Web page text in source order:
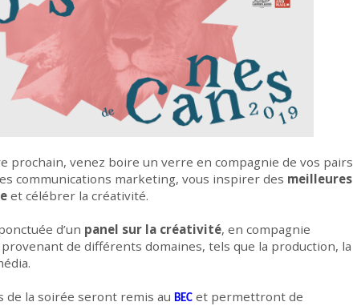
prochain, venez boire un verre en compagnie de vos pairs
communications marketing, vous inspirer des meilleures
et célébrer la créativité.
d’un panel sur la créativité, en compagnie
de différents domaines, tels que la production, la
de la soirée seront remis au BEC et permettront de